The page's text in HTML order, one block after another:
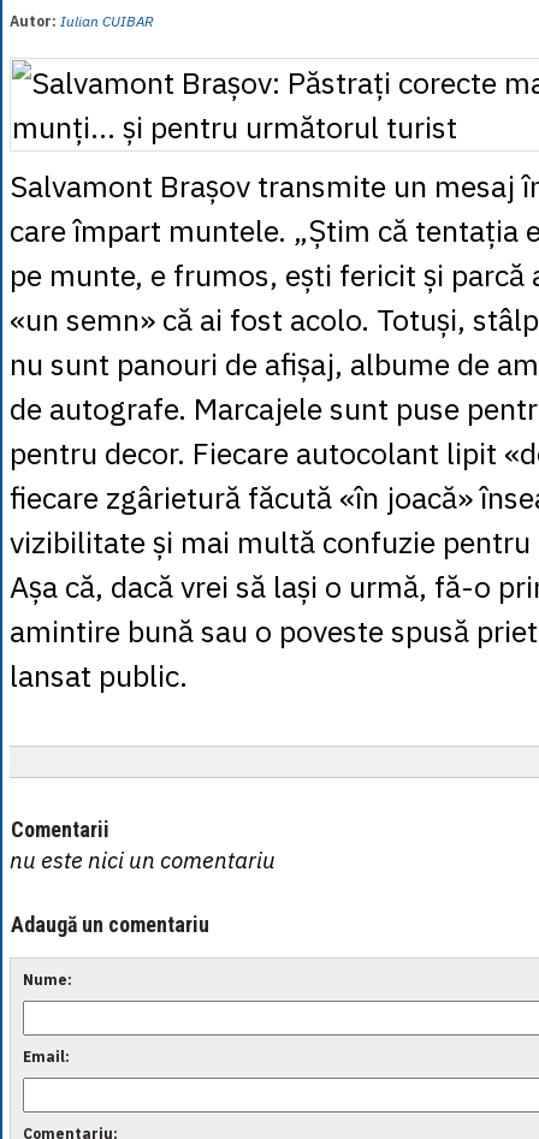
1 NOK= 0.4191
1 NZD
1 PLN = 1.1646
1 RSD= 0.0425
1 RUB= 0.0530
1 SEK = 0.4526
1 TRY
= 0.1141
1 UAH = 0.1048
1 XDR
= 5.9383
1 ZAR
= 0.2318
Autor: Iulian CUIBAR
Salvamont Brașov transmite un mesaj
care împart muntele. „Știm că tentația
pe munte, e frumos, ești fericit și parcă
«un semn» că ai fost acolo. Totuși,
nu sunt panouri de afișaj, albume de
de autografe. Marcajele sunt puse
pentru decor. Fiecare autocolant lipit
fiecare zgârietură făcută «în joacă»
vizibilitate și mai multă confuzie
Așa că, dacă vrei să lași o urmă, fă-o
amintire bună sau o poveste spusă
lansat public.
Comentarii
nu este nici un comentariu
Adaugă un comentariu
Nume:
Email:
Comentariu: